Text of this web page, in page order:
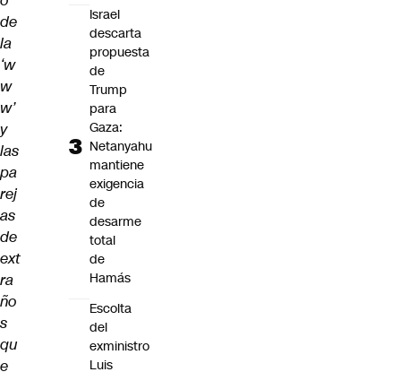
de
la
‘w
w
w’
y
las
pa
rej
as
de
ext
ra
ño
s
qu
e
Israel
descarta
propuesta
de
Trump
para
Gaza:
Netanyahu
mantiene
exigencia
de
desarme
total
de
Hamás
Escolta
del
exministro
Luis